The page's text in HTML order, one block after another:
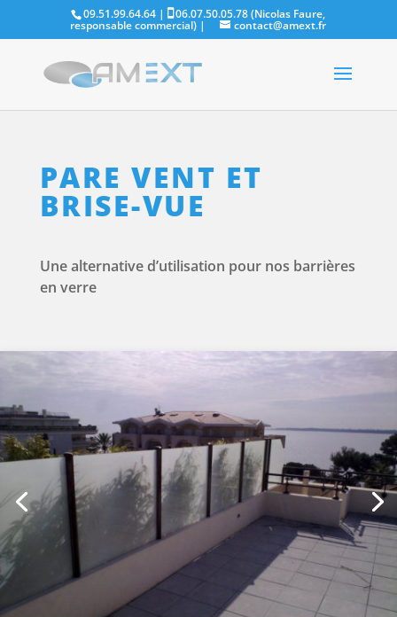
09.51.99.64.64 | 06.07.50.05.78 (Nicolas Faure,
responsable commercial) | contact@amext.fr
PARE VENT ET
BRISE-VUE
Une alternative d’utilisation pour nos barrières
en verre